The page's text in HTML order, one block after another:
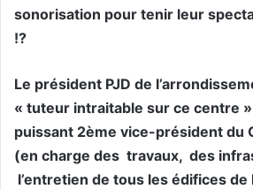
sonorisation pour tenir leur
!?
Le président PJD de
« tuteur intraitable sur ce centre
puissant 2ème vice-président du
(en charge des travaux, des
l’entretien de tous les édifices